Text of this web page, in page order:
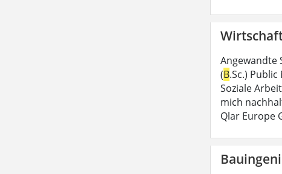
Angewandte
(B.Sc.)
Soziale
mich
Qlar Europe